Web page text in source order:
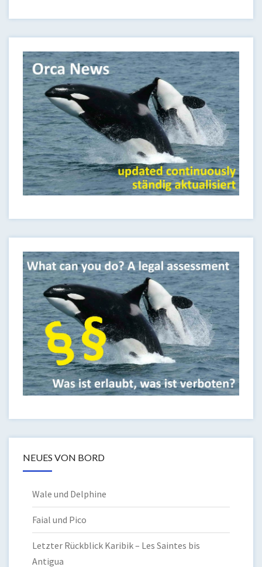
NEUES VON BORD
Wale und Delphine
Faial und Pico
Letzter Rückblick Karibik – Les Saintes bis
Antigua